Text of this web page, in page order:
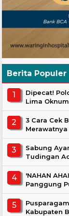
Berita Populer
Dipecat!
Lima
3 Cara Cek
Merawatnya
Sabung
Tudingan
'NAHAN
Panggung
Kabupaten